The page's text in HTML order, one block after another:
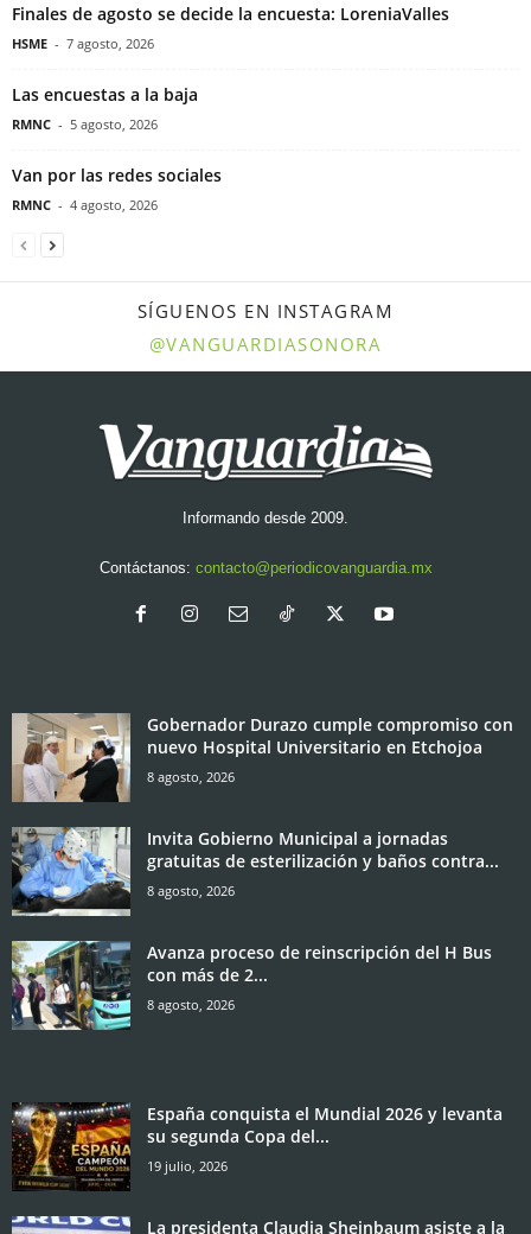
Finales de agosto se decide la encuesta: LoreniaValles
HSME - 7 agosto, 2026
Las encuestas a la baja
RMNC - 5 agosto, 2026
Van por las redes sociales
RMNC - 4 agosto, 2026
SÍGUENOS EN INSTAGRAM
@VANGUARDIASONORA
Informando desde 2009.
Contáctanos: contacto@periodicovanguardia.mx
Gobernador Durazo cumple compromiso con
nuevo Hospital Universitario en Etchojoa
8 agosto, 2026
Invita Gobierno Municipal a jornadas
gratuitas de esterilización y baños contra...
8 agosto, 2026
Avanza proceso de reinscripción del H Bus
con más de 2...
8 agosto, 2026
España conquista el Mundial 2026 y levanta
su segunda Copa del...
19 julio, 2026
La presidenta Claudia Sheinbaum asiste a la